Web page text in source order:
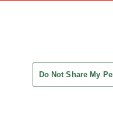
Do Not Share My